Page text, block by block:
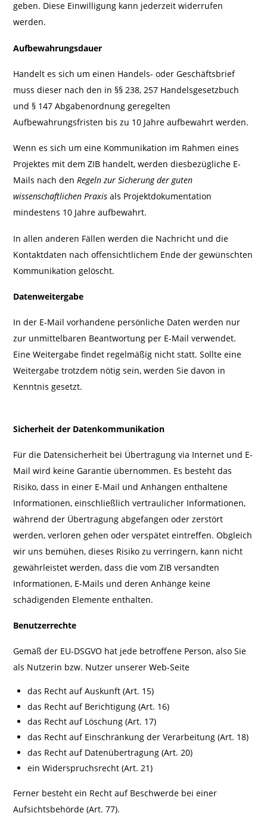
geben. Diese Einwilligung kann jederzeit widerrufen
werden.
Aufbewahrungsdauer
Handelt es sich um einen Handels- oder Geschäftsbrief
muss dieser nach den in §§ 238, 257 Handelsgesetzbuch
und § 147 Abgabenordnung geregelten
Aufbewahrungsfristen bis zu 10 Jahre aufbewahrt werden.
Wenn es sich um eine Kommunikation im Rahmen eines
Projektes mit dem ZIB handelt, werden diesbezügliche E-
Mails nach denRegeln zur Sicherung der guten
wissenschaftlichen Praxis als Projektdokumentation
mindestens 10 Jahre aufbewahrt.
In allen anderen Fällen werden die Nachricht und die
Kontaktdaten nach offensichtlichem Ende der gewünschten
Kommunikation gelöscht.
Datenweitergabe
In der E-Mail vorhandene persönliche Daten werden nur
zur unmittelbaren Beantwortung per E-Mail verwendet.
Eine Weitergabe findet regelmäßig nicht statt. Sollte eine
Weitergabe trotzdem nötig sein, werden Sie davon in
Kenntnis gesetzt.
Sicherheit der Datenkommunikation
Für die Datensicherheit bei Übertragung via Internet und E-
Mail wird keine Garantie übernommen. Es besteht das
Risiko, dass in einer E-Mail und Anhängen enthaltene
Informationen, einschließlich vertraulicher Informationen,
während der Übertragung abgefangen oder zerstört
werden, verloren gehen oder verspätet eintreffen. Obgleich
wir uns bemühen, dieses Risiko zu verringern, kann nicht
gewährleistet werden, dass die vom ZIB versandten
Informationen, E-Mails und deren Anhänge keine
schädigenden Elemente enthalten.
Benutzerrechte
Gemäß der EU-DSGVO hat jede betroffene Person, also Sie
als Nutzerin bzw. Nutzer unserer Web-Seite
das Recht auf Auskunft (Art. 15)
das Recht auf Berichtigung (Art. 16)
das Recht auf Löschung (Art. 17)
das Recht auf Einschränkung der Verarbeitung (Art. 18)
das Recht auf Datenübertragung (Art. 20)
ein Widerspruchsrecht (Art. 21)
Ferner besteht ein Recht auf Beschwerde bei einer
Aufsichtsbehörde (Art. 77).